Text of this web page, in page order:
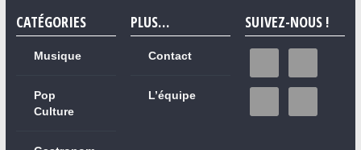
CATÉGORIES
Musique
Pop
Culture
PLUS…
Contact
L’équipe
SUIVEZ-NOUS !